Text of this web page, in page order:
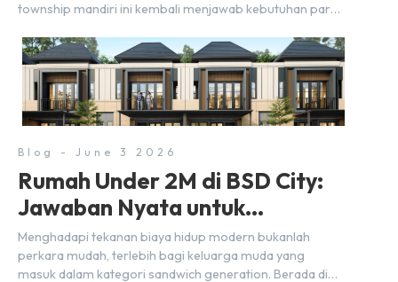
township mandiri ini kembali menjawab kebutuhan para
lewat kehadiran Wander Alley Walk. Ruko terbaru di BSD
City ini datang dengan keunggulan geografis yang
sangat strategis. Letaknya menempel langsung dengan
dua pusat pergerakan massa […]
Blog - June 3 2026
Rumah Under 2M di BSD City:
Jawaban Nyata untuk
Kebutuhan Generasi Sandwich
Menghadapi tekanan biaya hidup modern bukanlah
perkara mudah, terlebih bagi keluarga muda yang
masuk dalam kategori sandwich generation. Berada di